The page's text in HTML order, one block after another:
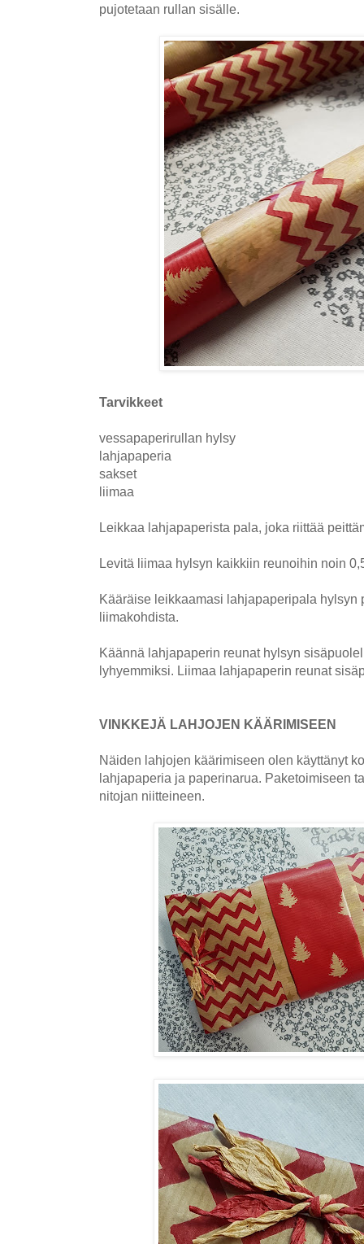
pujotetaan rullan sisälle.
Tarvikkeet
vessapaperirullan hylsy
lahjapaperia
sakset
liimaa
Leikkaa lahjapaperista pala, joka riittää
Levitä liimaa hylsyn kaikkiin reunoihin noin
Kääräise leikkaamasi lahjapaperipala hylsyn
liimakohdista.
Käännä lahjapaperin reunat hylsyn
lyhyemmiksi. Liimaa lahjapaperin reunat
VINKKEJÄ LAHJOJEN KÄÄRIMISEEN
Näiden lahjojen käärimiseen olen käyttänyt
lahjapaperia ja paperinarua. Paketoimiseen
nitojan niitteineen.